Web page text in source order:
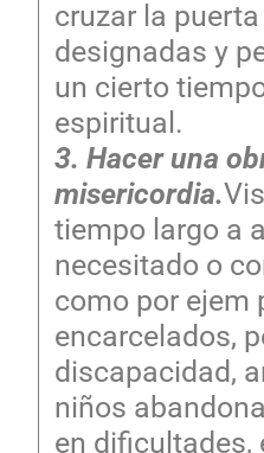
cruzar la
designadas y
un cierto
espiritual.
3. Hacer una
misericordia.
tiempo largo a
necesitado o
como por ejem
encarcelados,
discapacidad,
niños
en dificultades,